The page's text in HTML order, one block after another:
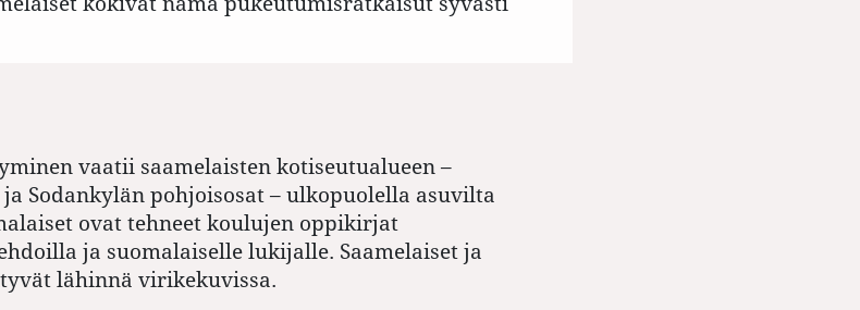
vaatii saamelaisten kotiseutualueen –
Sodankylän pohjoisosat – ulkopuolella asuvilta
ovat tehneet koulujen oppikirjat
ja suomalaiselle lukijalle. Saamelaiset ja
lähinnä virikekuvissa.